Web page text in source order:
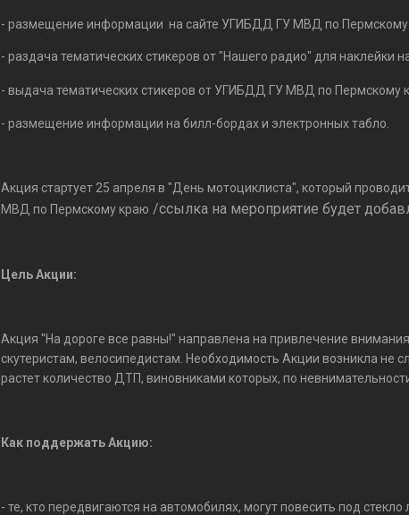
- размещение информации на сайте УГИБДД ГУ МВД по Пермскому
- раздача тематических стикеров от "Нашего радио" для наклейки
- выдача тематических стикеров от УГИБДД ГУ МВД по Пермскому
- размещение информации на билл-бордах и электронных табло.
Акция стартует 25 апреля в "День мотоциклиста", который
МВД по Пермскому краю /ссылка на мероприятие будет
Цель Акции:
Акция "На дороге все равны!" направлена на привлечение
скутеристам, велосипедистам. Необходимость Акции возникла не
растет количество ДТП, виновниками которых, по
Как поддержать Акцию:
- те, кто передвигаются на автомобилях, могут повесить под